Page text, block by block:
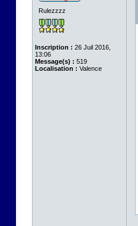
Rulezzzz
Inscription : 26 Juil 2016,
13:06
Message(s) : 519
Localisation : Valence